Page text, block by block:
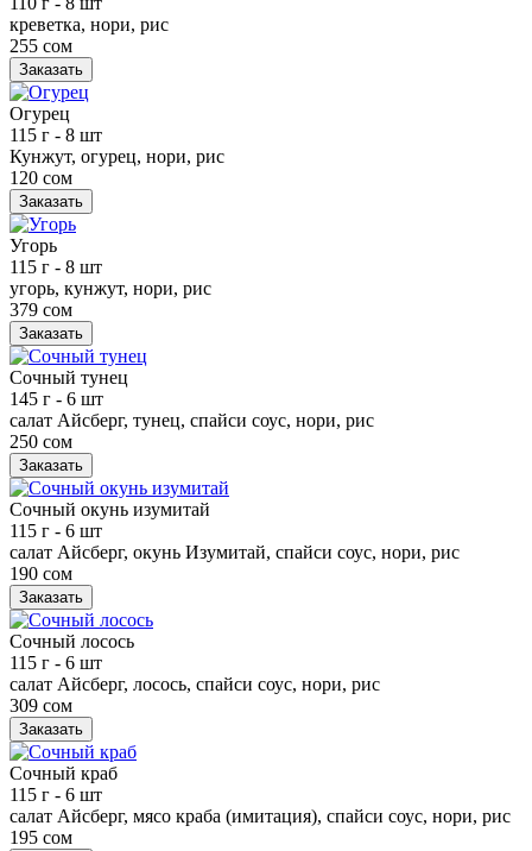
креветка, нори, рис
255 сом
Заказать
Огурец
115 г - 8 шт
Кунжут, огурец, нори, рис
120 сом
Заказать
Угорь
115 г - 8 шт
угорь, кунжут, нори, рис
379 сом
Заказать
Сочный тунец
145 г - 6 шт
салат Айсберг, тунец, спайси соус, нори, рис
250 сом
Заказать
Сочный окунь изумитай
115 г - 6 шт
салат Айсберг, окунь Изумитай, спайси соус, нори, рис
190 сом
Заказать
Сочный лосось
115 г - 6 шт
салат Айсберг, лосось, спайси соус, нори, рис
309 сом
Заказать
Сочный краб
115 г - 6 шт
салат Айсберг, мясо краба (имитация), спайси соус, нори, рис
195 сом